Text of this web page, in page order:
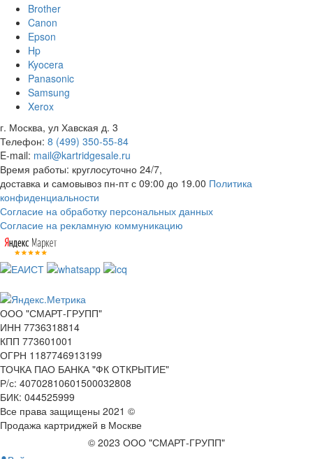
Brother
Canon
Epson
Hp
Kyocera
Panasonic
Samsung
Xerox
г. Москва, ул Хавская д. 3
Телефон: 8 (499) 350-55-84
E-mail: mail@kartridgesale.ru
Время работы: круглосуточно 24/7,
доставка и самовывоз пн-пт с 09:00 до 19.00 Политика
конфиденциальности
Согласие на обработку персональных данных
Согласие на рекламную коммуникацию
ООО "СМАРТ-ГРУПП"
ИНН 7736318814
КПП 773601001
ОГРН 1187746913199
ТОЧКА ПАО БАНКА "ФК ОТКРЫТИЕ"
Р/с: 40702810601500032808
БИК: 044525999
Все права защищены 2021 ©
Продажа картриджей в Москве
© 2023 ООО "СМАРТ-ГРУПП"